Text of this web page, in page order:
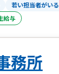
若い担当者がいる
給与
務所